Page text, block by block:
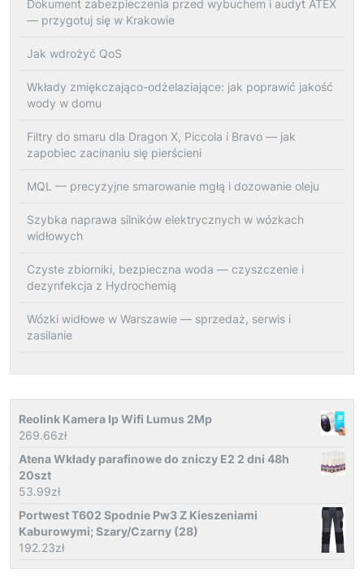
Dokument zabezpieczenia przed wybuchem i audyt ATEX
— przygotuj się w Krakowie
Jak wdrożyć QoS
Wkłady zmiękczająco-odżelaziające: jak poprawić jakość
wody w domu
Filtry do smaru dla Dragon X, Piccola i Bravo — jak
zapobiec zacinaniu się pierścieni
MQL — precyzyjne smarowanie mgłą i dozowanie oleju
Szybka naprawa silników elektrycznych w wózkach
widłowych
Czyste zbiorniki, bezpieczna woda — czyszczenie i
dezynfekcja z Hydrochemią
Wózki widłowe w Warszawie — sprzedaż, serwis i
zasilanie
Reolink Kamera Ip Wifi Lumus 2Mp
269.66zł
Atena Wkłady parafinowe do zniczy E2 2 dni 48h
20szt
53.99zł
Portwest T602 Spodnie Pw3 Z Kieszeniami
Kaburowymi; Szary/Czarny (28)
192.23zł